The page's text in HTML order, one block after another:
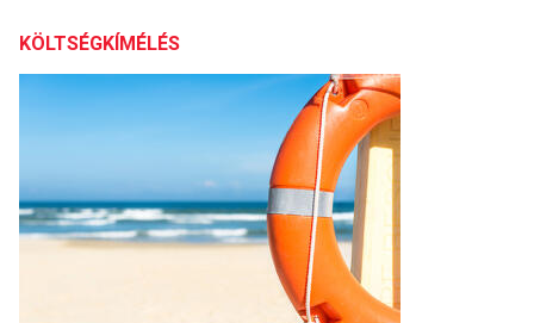
KÖLTSÉGKÍMÉLÉS